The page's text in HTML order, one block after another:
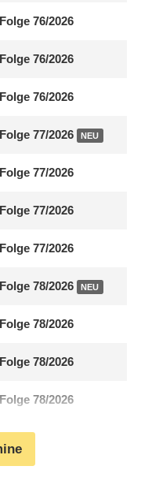
Folge 76/​2026
Folge 76/​2026
Folge 76/​2026
Folge 77/​2026 NEU
Folge 77/​2026
Folge 77/​2026
Folge 77/​2026
Folge 78/​2026 NEU
Folge 78/​2026
Folge 78/​2026
Folge 78/​2026